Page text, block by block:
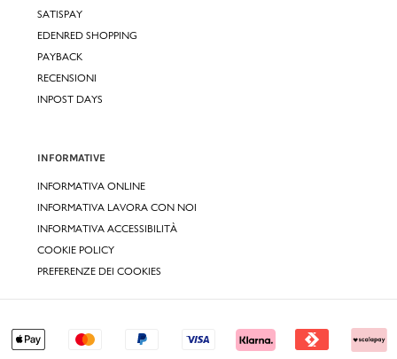
SATISPAY
EDENRED SHOPPING
PAYBACK
RECENSIONI
INPOST DAYS
INFORMATIVE
INFORMATIVA ONLINE
INFORMATIVA LAVORA CON NOI
INFORMATIVA ACCESSIBILITÀ
COOKIE POLICY
PREFERENZE DEI COOKIES